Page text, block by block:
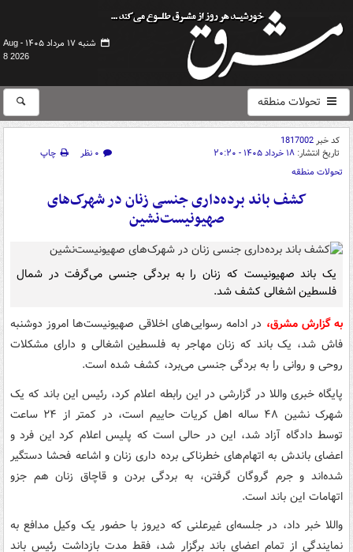
شنبه ۱۷ مرداد ۱۴۰۵ -
Aug
8 2026
تحولات منطقه
کد خبر1817002
تاریخ انتشار: ۱۸ خرداد ۱۴۰۵ - ۲۰:۲۰ ۰ نظر
چاپ
تحولات منطقه
کشف باند برده‌داری جنسی زنان در شهرک‌های
صهیونیست‌نشین
یک باند صهیونیست که زنان را به بردگی جنسی می‌گرفت در شمال
فلسطین اشغالی کشف شد.
به گزارش مشرق، در ادامه رسوایی‌های اخلاقی صهیونیست‌ها امروز دوشنبه
فاش شد، یک باند که زنان مهاجر به فلسطین اشغالی و دارای مشکلات
روحی و روانی را به بردگی جنسی می‌برد، کشف شده است.
پایگاه خبری واللا در گزارشی در این رابطه اعلام کرد، رئیس این باند که یک
شهرک نشین ۴۸ ساله اهل کریات حاییم است، در کمتر از ۲۴ ساعت
توسط دادگاه آزاد شد، این در حالی است که پلیس اعلام کرد این فرد و
اعضای باندش به اتهام‌های خطرناکی برده داری زنان و اشاعه فحشا دستگیر
شده‌اند و جرم گروگان گرفتن، به بردگی بردن و قاچاق زنان هم جزو
اتهامات این باند است.
واللا خبر داد، در جلسه‌ای غیرعلنی که دیروز با حضور یک وکیل مدافع به
نمایندگی از تمام اعضای باند برگزار شد، فقط مدت بازداشت رئیس باند